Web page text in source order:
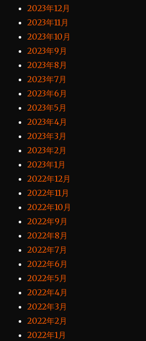
2023年12月
2023年11月
2023年10月
2023年9月
2023年8月
2023年7月
2023年6月
2023年5月
2023年4月
2023年3月
2023年2月
2023年1月
2022年12月
2022年11月
2022年10月
2022年9月
2022年8月
2022年7月
2022年6月
2022年5月
2022年4月
2022年3月
2022年2月
2022年1月